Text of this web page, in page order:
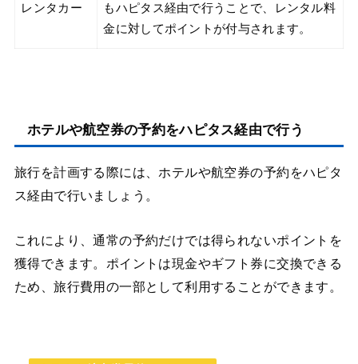
レンタカー
もハピタス経由で行うことで、レンタル料
金に対してポイントが付与されます。
ホテルや航空券の予約をハピタス経由で行う
旅行を計画する際には、ホテルや航空券の予約をハピタ
ス経由で行いましょう。
これにより、通常の予約だけでは得られないポイントを
獲得できます。ポイントは現金やギフト券に交換できる
ため、旅行費用の一部として利用することができます。